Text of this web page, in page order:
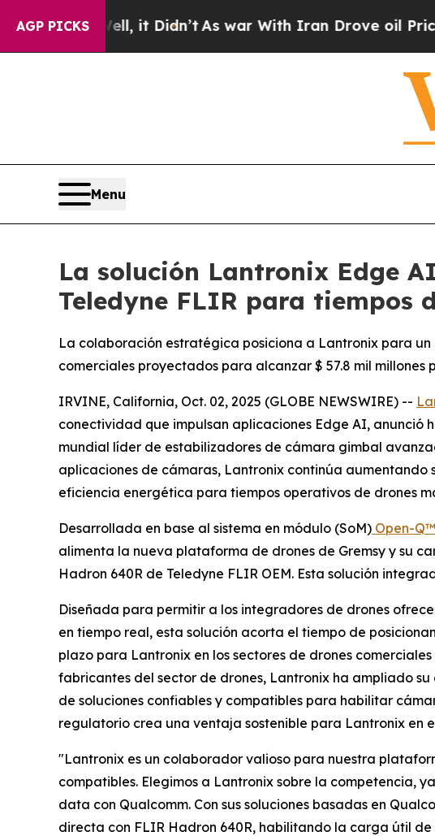
AGP PICKS
it Didn’t As war With Iran Drove oil Prices Higher,
Menu
La solución Lantronix Edge
Teledyne FLIR para tiempos
La colaboración estratégica posiciona a Lantronix para
comerciales proyectados para alcanzar $ 57.8 mil millones
IRVINE, California, Oct. 02, 2025 (GLOBE NEWSWIRE) --
conectividad que impulsan aplicaciones Edge AI, anunció
mundial líder de estabilizadores de cámara gimbal
aplicaciones de cámaras, Lantronix continúa aumentando
eficiencia energética para tiempos operativos de drones
Desarrollada en base al sistema en módulo (SoM) Open-Q™
alimenta la nueva plataforma de drones de Gremsy y su
Hadron 640R de Teledyne FLIR OEM. Esta solución
Diseñada para permitir a los integradores de drones
en tiempo real, esta solución acorta el tiempo de
plazo para Lantronix en los sectores de drones
fabricantes del sector de drones, Lantronix ha ampliado
de soluciones confiables y compatibles para habilitar
regulatorio crea una ventaja sostenible para Lantronix en
"Lantronix es un colaborador valioso para nuestra
compatibles. Elegimos a Lantronix sobre la competencia,
data con Qualcomm. Con sus soluciones basadas en
directa con FLIR Hadron 640R, habilitando la carga útil